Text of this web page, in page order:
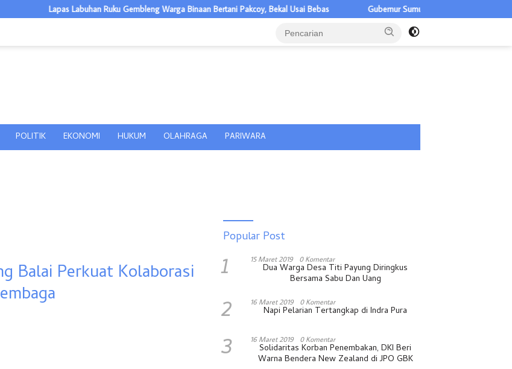
Labuhan Ruku Gembleng Warga Binaan Bertani Pakcoy, Bekal Usai Bebas Gubernur Sumut Ajak BNKP Dukung Pembangunan
POLITIK EKONOMI HUKUM OLAHRAGA PARIWARA
Balai Perkuat Kolaborasi
Popular Post
1 15 Maret 2019 0 Komentar
Dua Warga Desa Titi Payung Diringkus
Bersama Sabu Dan Uang
2 16 Maret 2019 0 Komentar
Napi Pelarian Tertangkap di Indra Pura
3 16 Maret 2019 0 Komentar
Solidaritas Korban Penembakan, DKI Beri
Warna Bendera New Zealand di JPO GBK